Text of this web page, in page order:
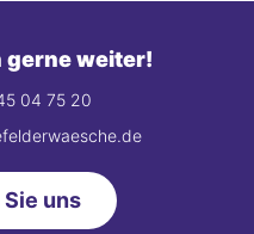
gerne weiter!
04 75 20
uns